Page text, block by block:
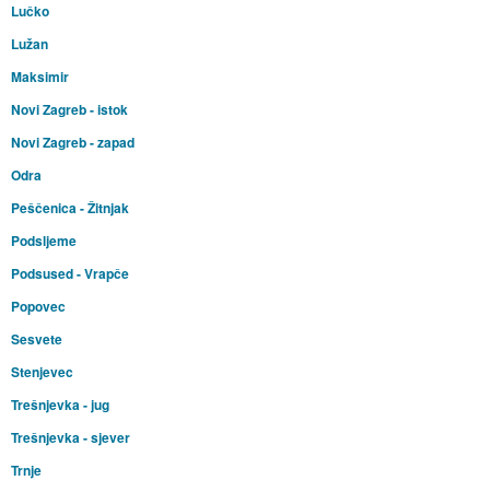
Lučko
Lužan
Maksimir
Novi Zagreb - istok
Novi Zagreb - zapad
Odra
Peščenica - Žitnjak
Podsljeme
Podsused - Vrapče
Popovec
Sesvete
Stenjevec
Trešnjevka - jug
Trešnjevka - sjever
Trnje